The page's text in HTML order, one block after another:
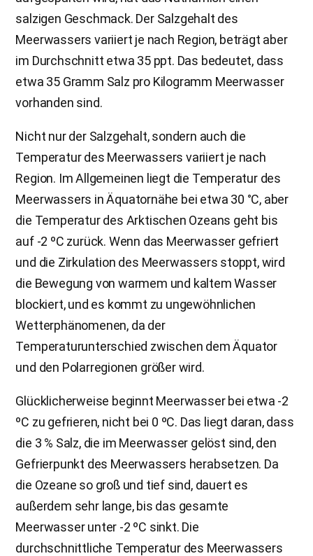
salzigen Geschmack. Der Salzgehalt des
Meerwassers variiert je nach Region, beträgt aber
im Durchschnitt etwa 35 ppt. Das bedeutet, dass
etwa 35 Gramm Salz pro Kilogramm Meerwasser
vorhanden sind.
Nicht nur der Salzgehalt, sondern auch die
Temperatur des Meerwassers variiert je nach
Region. Im Allgemeinen liegt die Temperatur des
Meerwassers in Äquatornähe bei etwa 30 °C, aber
die Temperatur des Arktischen Ozeans geht bis
auf -2 ºC zurück. Wenn das Meerwasser gefriert
und die Zirkulation des Meerwassers stoppt, wird
die Bewegung von warmem und kaltem Wasser
blockiert, und es kommt zu ungewöhnlichen
Wetterphänomenen, da der
Temperaturunterschied zwischen dem Äquator
und den Polarregionen größer wird.
Glücklicherweise beginnt Meerwasser bei etwa -2
ºC zu gefrieren, nicht bei 0 ºC. Das liegt daran, dass
die 3 % Salz, die im Meerwasser gelöst sind, den
Gefrierpunkt des Meerwassers herabsetzen. Da
die Ozeane so groß und tief sind, dauert es
außerdem sehr lange, bis das gesamte
Meerwasser unter -2 ºC sinkt. Die
durchschnittliche Temperatur des Meerwassers